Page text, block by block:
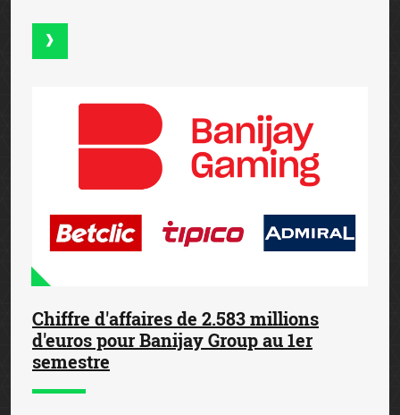
Chiffre d'affaires de 2.583 millions
d'euros pour Banijay Group au 1er
semestre